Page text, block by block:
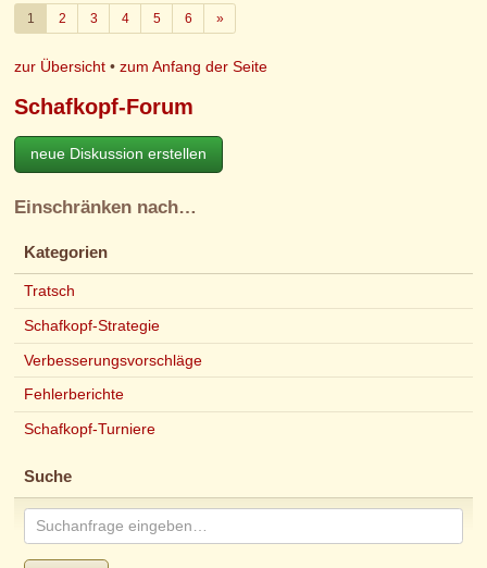
1 2 3 4 5 6 »Weiter
zur Übersicht •zum Anfang der Seite
Schafkopf-Forum
neue Diskussion erstellen
Einschränken nach…
Kategorien
Tratsch
Schafkopf-Strategie
Verbesserungsvorschläge
Fehlerberichte
Schafkopf-Turniere
Suche